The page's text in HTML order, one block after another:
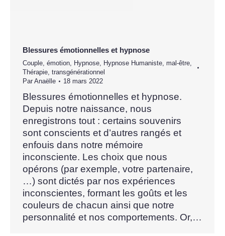
Blessures émotionnelles et hypnose
Couple, émotion, Hypnose, Hypnose Humaniste, mal-être,
Thérapie, transgénérationnel
Par Anaëlle 18 mars 2022
Blessures émotionnelles et hypnose.
Depuis notre naissance, nous
enregistrons tout : certains souvenirs
sont conscients et d’autres rangés et
enfouis dans notre mémoire
inconsciente. Les choix que nous
opérons (par exemple, votre partenaire,
…) sont dictés par nos expériences
inconscientes, formant les goûts et les
couleurs de chacun ainsi que notre
personnalité et nos comportements. Or,…